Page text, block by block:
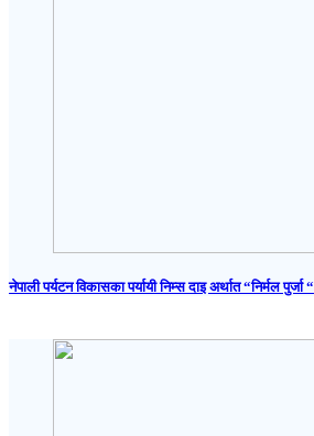
नेपाली पर्यटन विकासका पर्यायी निम्स दाइ अर्थात “निर्मल पुर्जा “